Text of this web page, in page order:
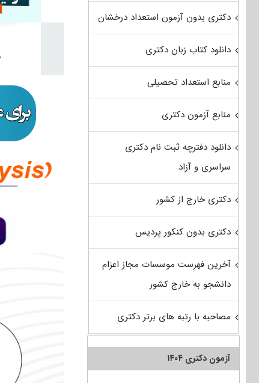
دکتری بدون آزمون استعداد درخشان
دانلود کتاب زبان دکتری
منابع استعداد تحصیلی
منابع آزمون دکتری
دانلود دفترچه ثبت نام دکتری
سراسری و آزاد
دکتری خارج از کشور
دکتری بدون کنکور پردیس
آخرین فهرست موسسات مجاز اعزام
دانشجو به خارج کشور
مصاحبه با رتبه های برتر دکتری
آزمون دکتری ۱۴۰۴